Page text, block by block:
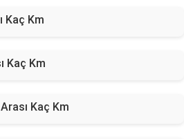
Kaç Km
Kaç Km
Kaç Km